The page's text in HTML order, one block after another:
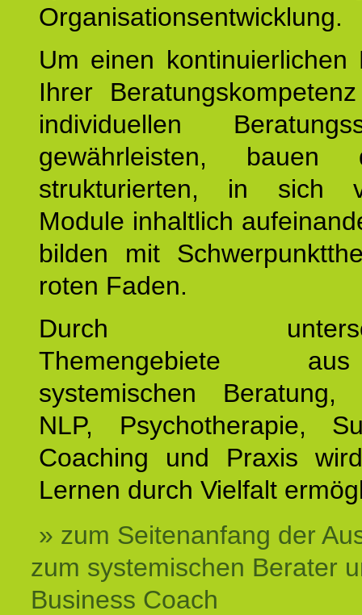
Organisationsentwicklung.
Um einen kontinuierlichen
Ihrer
individuellen
gewährleisten,
strukturierten, in sich
Module inhaltlich
bilden mit
roten Faden.
Durch
Themengebiete
systemischen Beratung,
NLP, Psychotherapie,
Coaching und Praxis
Lernen durch Vielfalt
» zum Seitenanfang der
zum systemischen Berater
Business Coach